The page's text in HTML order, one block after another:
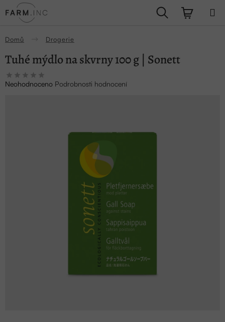
na
Hledat
Domů Drogerie
Tuhé mýdlo na skvrny 100 g | Sonett
Průměrné
hodnocení
Neohodnoceno Podrobnosti hodnocení